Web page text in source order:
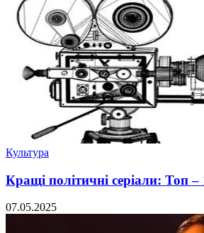
Культура
Кращі політичні серіали: Топ –
07.05.2025